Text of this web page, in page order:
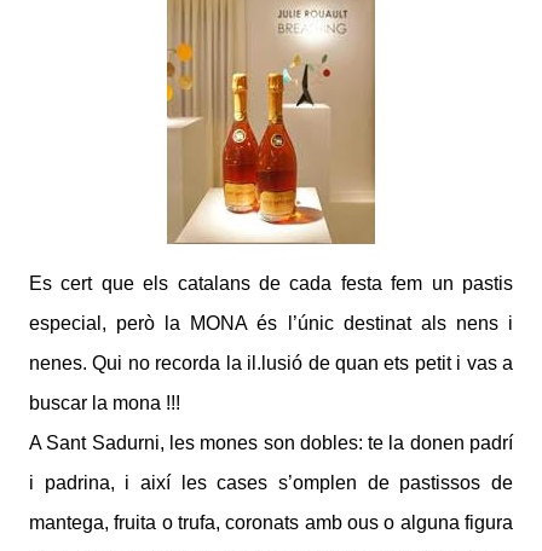
Es cert que els catalans de cada festa fem un pastis
especial, però la MONA és l’únic destinat als nens i
nenes. Qui no recorda la il.lusió de quan ets petit i vas a
buscar la mona !!!
A Sant Sadurni, les mones son dobles: te la donen padrí
i padrina, i així les cases s’omplen de pastissos de
mantega, fruita o trufa, coronats amb ous o alguna figura